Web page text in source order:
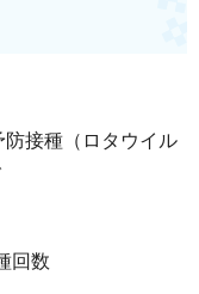
接種（ロタウイル
回数